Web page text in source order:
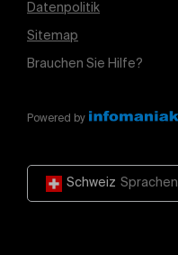
Datenpolitik
Sitemap
Brauchen Sie Hilfe?
Powered by
Schweiz Sprachen